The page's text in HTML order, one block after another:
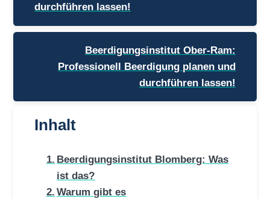
durchführen lassen!
Beerdigungsinstitut Ober-Ram:
Professionell Beerdigung planen und
durchführen lassen!
Inhalt
Beerdigungsinstitut Blomberg: Was
ist das?
Warum gibt es